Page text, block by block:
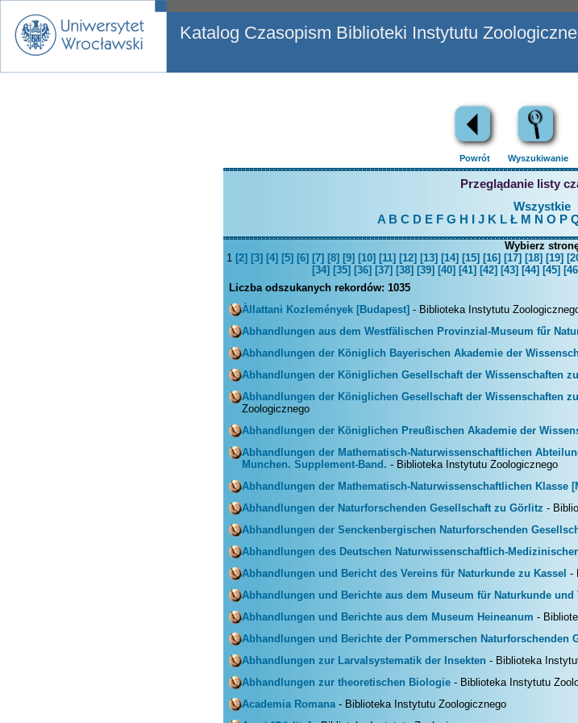
Katalog Czasopism Biblioteki Instytutu
Powrót Wyszukiwanie
Przeglądanie listy
Wszystkie
A B C D EFG H J K L Ł M N O P
Wybierz
1 [2] [3] [4] [5] [6] [7] [8] [9] [10] [11] [12] [13] [14] [15] [16] [17] [18] [19]
[34] [35] [36] [37] [38] [39] [40] [41] [42] [43] [44] [45]
Liczba odszukanych rekordów: 1035
Àllattani Kozlemények [Budapest] - Biblioteka Instytutu
Abhandlungen aus dem Westfälischen Provinzial-Museum fűr
Abhandlungen der Königlich Bayerischen Akademie der
Abhandlungen der Königlichen Gesellschaft der Wissenschaften
Abhandlungen der Königlichen Gesellschaft der Wissenschaften
Zoologicznego
Abhandlungen der Königlichen Preußischen Akademie der
Abhandlungen der Mathematisch-Naturwissenschaftlichen
Munchen. Supplement-Band. - Biblioteka Instytutu Zoologicznego
Abhandlungen der Mathematisch-Naturwissenschaftlichen Klasse
Abhandlungen der Naturforschenden Gesellschaft zu Görlitz -
Abhandlungen der Senckenbergischen Naturforschenden
Abhandlungen des Deutschen Naturwissenschaftlich-
Abhandlungen und Bericht des Vereins für Naturkunde zu Kassel -
Abhandlungen und Berichte aus dem Museum für Naturkunde und
Abhandlungen und Berichte aus dem Museum Heineanum -
Abhandlungen und Berichte der Pommerschen Naturforschenden
Abhandlungen zur Larvalsystematik der Insekten - Biblioteka
Abhandlungen zur theoretischen Biologie - Biblioteka Instytutu
Academia Romana- Biblioteka Instytutu Zoologicznego